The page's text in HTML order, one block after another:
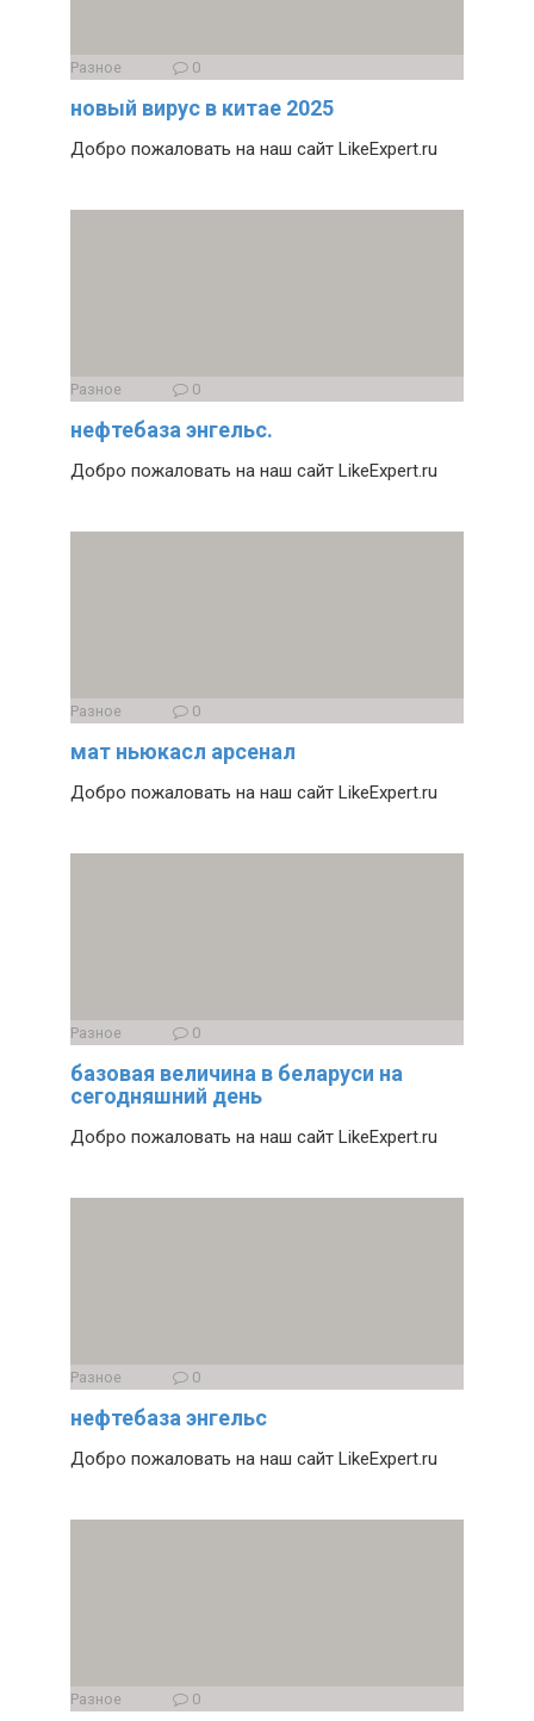
Разное 0
новый вирус в китае 2025
Добро пожаловать на наш сайт LikeExpert.ru
Разное 0
нефтебаза энгельс.
Добро пожаловать на наш сайт LikeExpert.ru
Разное 0
мат ньюкасл арсенал
Добро пожаловать на наш сайт LikeExpert.ru
Разное 0
базовая величина в беларуси на
сегодняшний день
Добро пожаловать на наш сайт LikeExpert.ru
Разное 0
нефтебаза энгельс
Добро пожаловать на наш сайт LikeExpert.ru
Разное 0